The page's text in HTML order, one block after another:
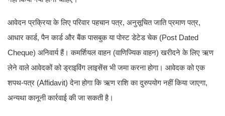
आवेदन प्रक्रिया के लिए परिवार पहचान पत्र, अनुसूचित जाति प्रमाण पत्र,
आधार कार्ड, पैन कार्ड और बैंक पासबुक या पोस्ट डेटेड चेक (Post Dated
Cheque) अनिवार्य हैं। कमर्शियल वाहन (वाणिज्यिक वाहन) खरीदने के लिए ऋण
लेने वाले आवेदकों को ड्राइविंग लाइसेंस भी जमा करना होगा। आवेदक को एक
शपथ-पत्र (Affidavit) देना होगा कि ऋण राशि का दुरुपयोग नहीं किया जाएगा,
अन्यथा कानूनी कार्रवाई की जा सकती है।